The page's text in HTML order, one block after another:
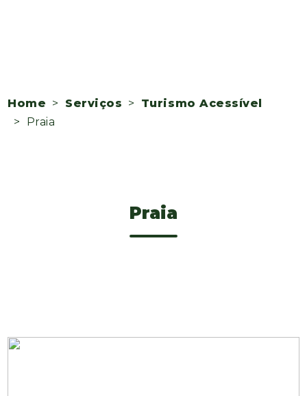
Home > Serviços > Turismo Acessível
> Praia
Praia